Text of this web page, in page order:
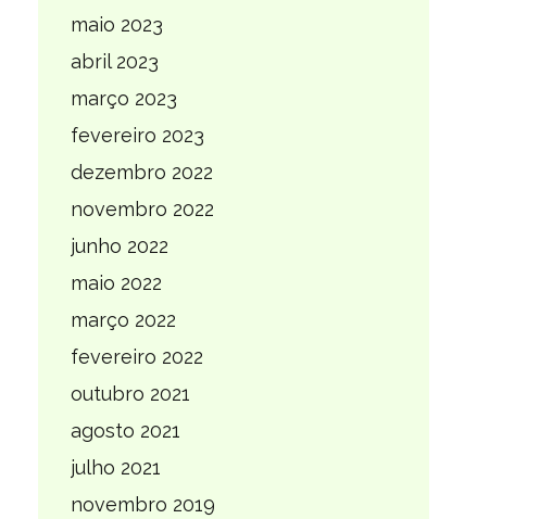
maio 2023
abril 2023
março 2023
fevereiro 2023
dezembro 2022
novembro 2022
junho 2022
maio 2022
março 2022
fevereiro 2022
outubro 2021
agosto 2021
julho 2021
novembro 2019